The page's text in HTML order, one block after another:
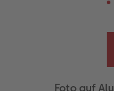
Photo
Max
Liebe
Foto auf